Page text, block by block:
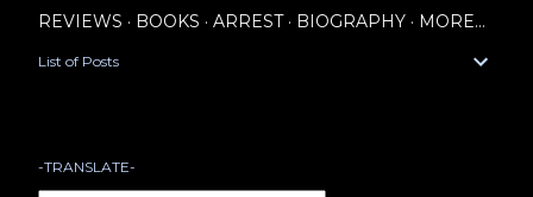
REVIEWS BOOKS ARREST BIOGRAPHY MORE…
List of Posts
-TRANSLATE-